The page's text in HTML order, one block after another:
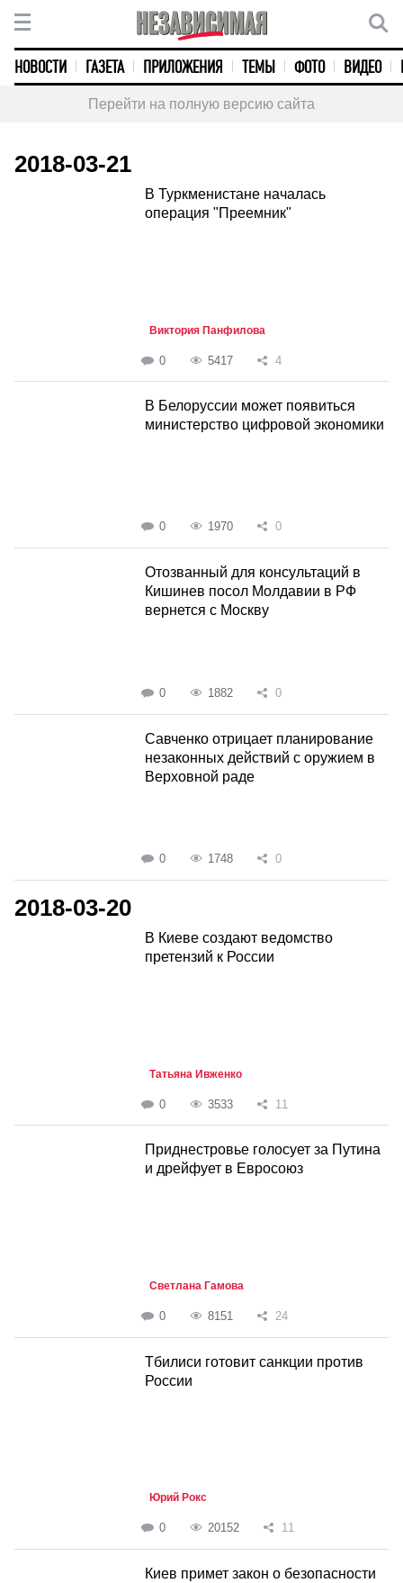
НОВОСТИ ГАЗЕТА ПРИЛОЖЕНИЯ ТЕМЫ ФОТО ВИДЕО
Перейти на полную версию сайта
2018-03-21
В Туркменистане началась
операция "Преемник"
Виктория Панфилова
0 5417 4
В Белоруссии может появиться
министерство цифровой экономики
0 1970 0
Отозванный для консультаций в
Кишинев посол Молдавии в РФ
вернется с Москву
0 1882 0
Савченко отрицает планирование
незаконных действий с оружием в
Верховной раде
0 1748 0
2018-03-20
В Киеве создают ведомство
претензий к России
Татьяна Ивженко
0 3533 11
Приднестровье голосует за Путина
и дрейфует в Евросоюз
Светлана Гамова
0 8151 24
Тбилиси готовит санкции против
России
Юрий Рокс
0 20152 11
Киев примет закон о безопасности